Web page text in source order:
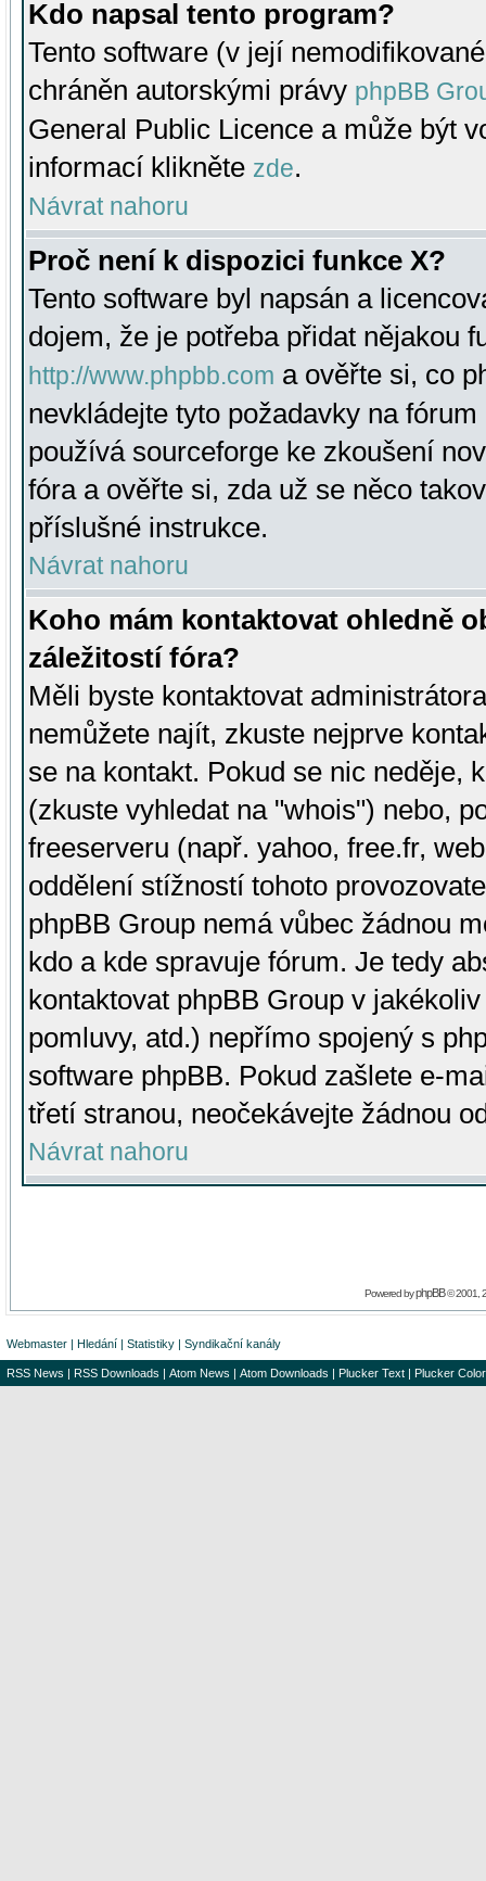
Kdo napsal tento program?
Tento software (v její
chráněn autorskými právy phpBB
General Public Licence a může být
informací klikněte zde.
Návrat nahoru
Proč není k dispozici funkce X?
Tento software byl napsán a
dojem, že je potřeba přidat nějakou
http://www.phpbb.com a ověřte si, co
nevkládejte tyto požadavky na
používá sourceforge ke zkoušení
fóra a ověřte si, zda už se něco
příslušné instrukce.
Návrat nahoru
Koho mám kontaktovat ohledně
záležitostí fóra?
Měli byste kontaktovat
nemůžete najít, zkuste nejprve
se na kontakt. Pokud se nic neděje,
(zkuste vyhledat na "whois") nebo,
freeserveru (např. yahoo, free.fr,
oddělení stížností tohoto
phpBB Group nemá vůbec žádnou
kdo a kde spravuje fórum. Je tedy
kontaktovat phpBB Group v
pomluvy, atd.) nepřímo spojený s
software phpBB. Pokud zašlete e-
třetí stranou, neočekávejte žádnou
Návrat nahoru
Powered byphpBB© 2001,
Webmaster | Hledání | Statistiky | Syndikační kanály
RSS News | RSS Downloads | Atom News | Atom Downloads | Plucker Text | Plucker Color